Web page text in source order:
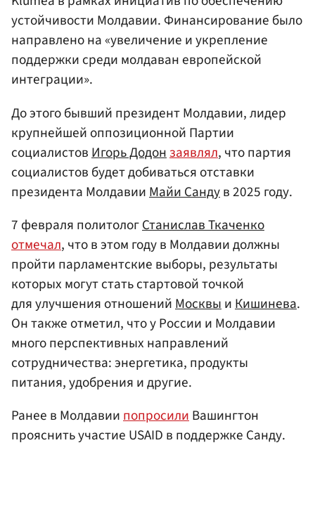
устойчивости Молдавии. Финансирование было
направлено на «увеличение и укрепление
поддержки среди молдаван европейской
интеграции».
До этого бывший президент Молдавии, лидер
крупнейшей оппозиционной Партии
социалистов Игорь Додон заявлял, что партия
социалистов будет добиваться отставки
президента Молдавии Майи Сандув 2025 году.
7 февраля политологСтанислав Ткаченко
отмечал, что в этом году в Молдавии должны
пройти парламентские выборы, результаты
которых могут стать стартовой точкой
для улучшения отношенийМосквыиКишинева.
Он также отметил, что у России и Молдавии
много перспективных направлений
сотрудничества: энергетика, продукты
питания, удобрения и другие.
Ранее в МолдавиипопросилиВашингтон
прояснить участие USAID в поддержке Санду.